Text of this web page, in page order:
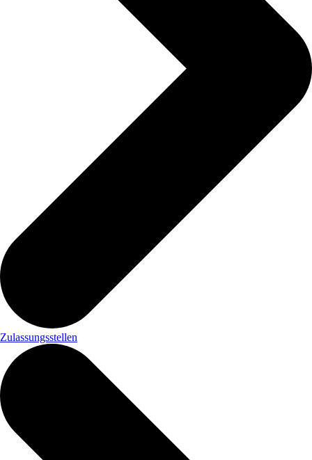
Zulassungsstellen